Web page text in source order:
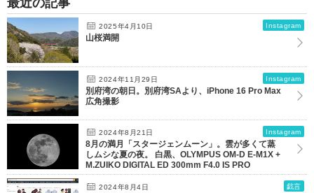
2025年4月10日 Instagram
山桜満開
2024年11月29日 Instagram
別府湾の朝日。別府湾SAより、iPhone 16 Pro Max
広角撮影
2024年8月21日 Instagram
8月の満月「スタージェンムーン」。雲が多くて蒸
しムシな夏の夜。 白黒、OLYMPUS OM-D E-M1X +
M.ZUIKO DIGITAL ED 300mm F4.0 IS PRO
2024年8月4日 戯言